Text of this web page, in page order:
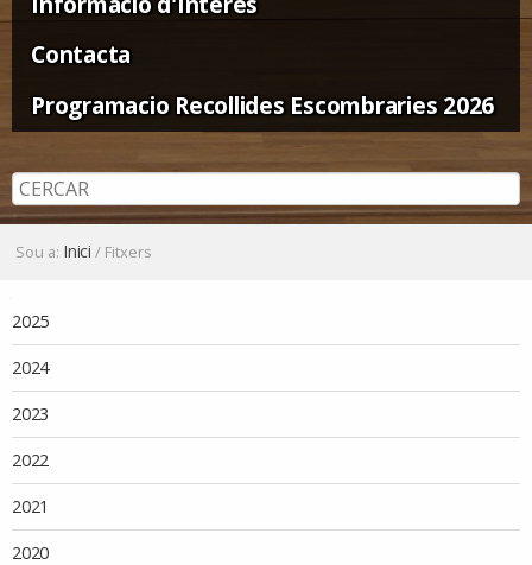
Contacta
Programacio Recollides Escombraries 2026
Sou a: Inici / Fitxers
2025
2024
2023
2022
2021
2020